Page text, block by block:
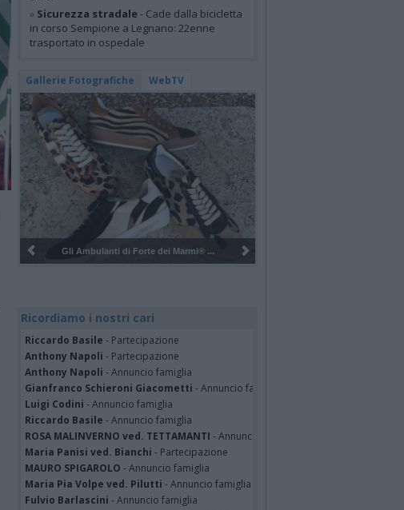
» Sicurezza stradale- Cade dalla bicicletta
in corso Sempione a Legnano: 22enne
trasportato in ospedale
Gallerie Fotografiche WebTV
Pulizia del bosco del Rugareto a ...
Ricordiamo i nostri cari
Riccardo Basile - Partecipazione
Anthony Napoli - Partecipazione
Anthony Napoli - Annuncio famiglia
Gianfranco Schieroni Giacometti - Annuncio famiglia
Luigi Codini - Annuncio famiglia
Riccardo Basile - Annuncio famiglia
ROSA MALINVERNO ved. TETTAMANTI - Annuncio famiglia
Maria Panisi ved. Bianchi - Partecipazione
MAURO SPIGAROLO - Annuncio famiglia
Maria Pia Volpe ved. Pilutti - Annuncio famiglia
Fulvio Barlascini - Annuncio famiglia